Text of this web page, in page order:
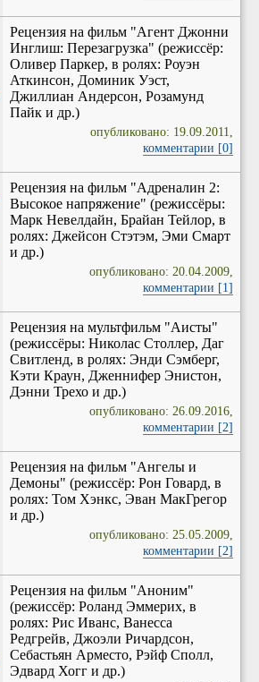
Рецензия на фильм "Агент Джонни
Инглиш: Перезагрузка" (режиссёр:
Оливер Паркер, в ролях: Роуэн
Аткинсон, Доминик Уэст,
Джиллиан Андерсон, Розамунд
Пайк и др.)
опубликовано: 19.09.2011,
комментарии [0]
Рецензия на фильм "Адреналин 2:
Высокое напряжение" (режиссёры:
Марк Невелдайн, Брайан Тейлор, в
ролях: Джейсон Стэтэм, Эми Смарт
и др.)
опубликовано: 20.04.2009,
комментарии [1]
Рецензия на мультфильм "Аисты"
(режиссёры: Николас Столлер, Даг
Свитленд, в ролях: Энди Сэмберг,
Кэти Краун, Дженнифер Энистон,
Дэнни Трехо и др.)
опубликовано: 26.09.2016,
комментарии [2]
Рецензия на фильм "Ангелы и
Демоны" (режиссёр: Рон Говард, в
ролях: Том Хэнкс, Эван МакГрегор
и др.)
опубликовано: 25.05.2009,
комментарии [2]
Рецензия на фильм "Аноним"
(режиссёр: Роланд Эммерих, в
ролях: Рис Иванс, Ванесса
Редгрейв, Джоэли Ричардсон,
Себастьян Арместо, Рэйф Сполл,
Эдвард Хогг и др.)